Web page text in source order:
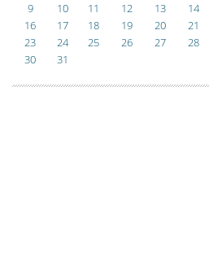
9
10 11 12 13 14
16
17 18 19 20 21
23
24 25 26 27 28
30
31